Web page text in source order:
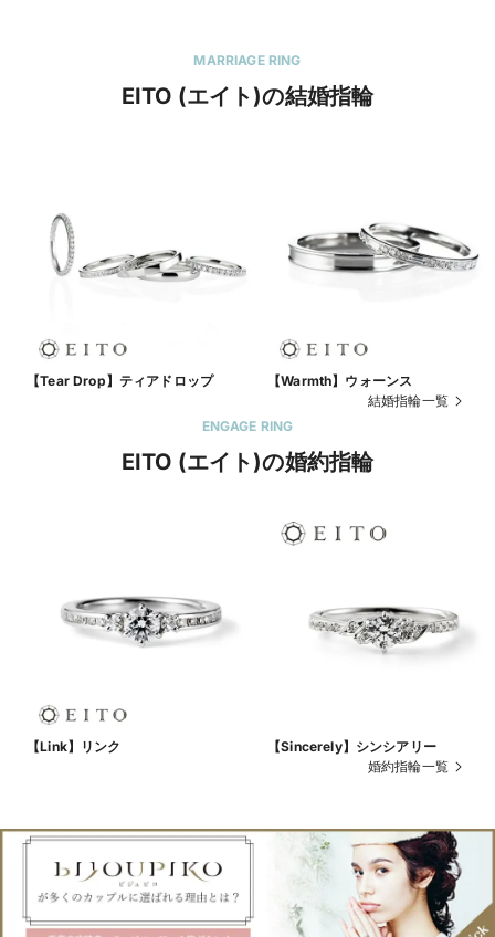
MARRIAGE RING
EITO (エイト)の結婚指輪
【Tear Drop】ティアドロップ
【Warmth】ウォーンス
結婚指輪一覧
ENGAGE RING
EITO (エイト)の婚約指輪
【Link】リンク
【Sincerely】シンシアリー
婚約指輪一覧